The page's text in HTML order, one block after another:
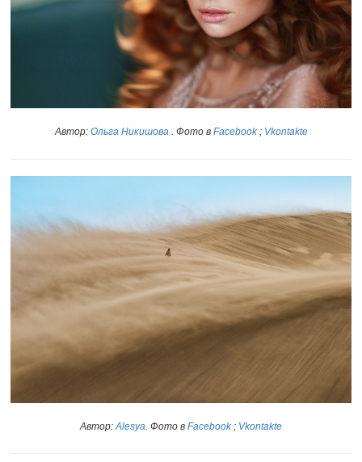
Автор: Ольга Никишова . Фото в Facebook ; Vkontakte
Автор: Alesya . Фото в Facebook ; Vkontakte